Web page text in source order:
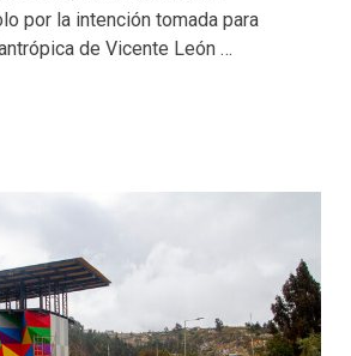
por la intención tomada para
de Vicente León …